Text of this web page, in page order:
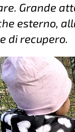
Grande
esterno,
di recupero.